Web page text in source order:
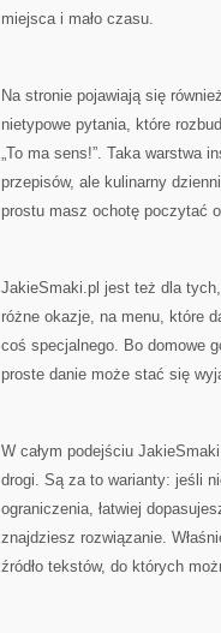
miejsca i mało czasu.
Na stronie pojawiają się
nietypowe pytania, które
„To ma sens!”. Taka warstwa
przepisów, ale kulinarny
prostu masz ochotę poczytać
JakieSmaki.pl jest też dla
różne okazje, na menu, które
coś specjalnego. Bo domowe
proste danie może stać się
W całym podejściu
drogi. Są za to warianty: jeśli
ograniczenia, łatwiej
znajdziesz rozwiązanie.
źródło tekstów, do których